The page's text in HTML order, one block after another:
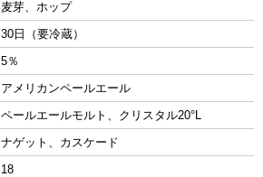
麦芽、ホップ
30日（要冷蔵）
5％
アメリカンペールエール
ペールエールモルト、クリスタル20°L
ナゲット、カスケード
18